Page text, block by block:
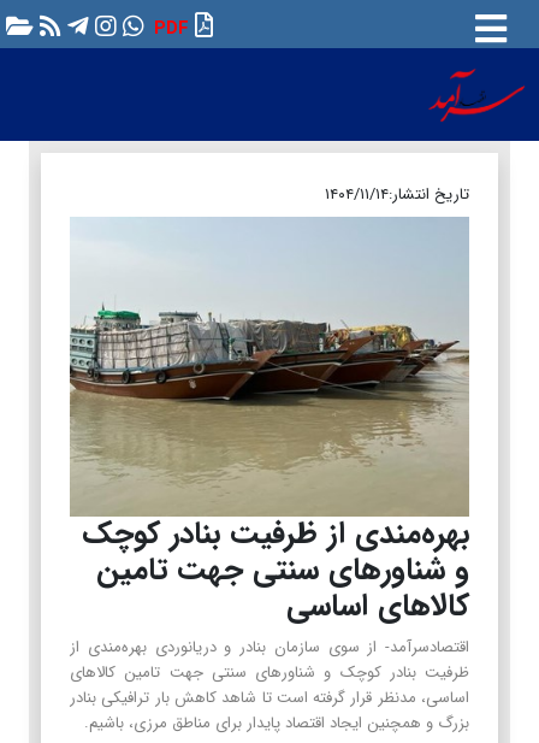
PDF
تاریخ انتشار:۱۴۰۴/۱۱/۱۴
بهره‌مندی از ظرفیت بنادر کوچک
و شناورهای سنتی جهت تامین
کالاهای اساسی
اقتصادسرآمد- از سوی سازمان بنادر و دریانوردی بهره‌مندی از
ظرفیت بنادر کوچک و شناورهای سنتی جهت تامین کالاهای
اساسی، مدنظر قرار گرفته است تا شاهد کاهش بار ترافیکی بنادر
بزرگ و همچنین ایجاد اقتصاد پایدار برای مناطق مرزی، باشیم.